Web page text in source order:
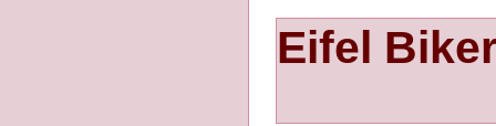
Eifel